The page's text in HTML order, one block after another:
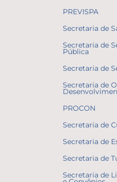
PREVISPA
Secretaria de
Secretaria de
Pública
Secretaria de
Secretaria de
PROCON
Secretaria de
Secretaria de
Secretaria de
Secretaria de